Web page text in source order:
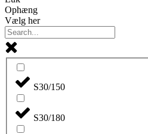
Ophæng
Vælg her
S30/150
S30/180